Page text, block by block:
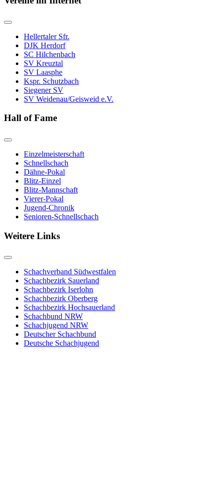
Hellertaler Sfr.
DJK Herdorf
SC Hilchenbach
SV Kreuztal
SV Laasphe
Kspr. Schutzbach
Siegener SV
SV Weidenau/Geisweid e.V.
Hall of Fame
Einzelmeisterschaft
Schnellschach
Dähne-Pokal
Blitz-Einzel
Blitz-Mannschaft
Vierer-Pokal
Jugend-Chronik
Senioren-Schnellschach
Weitere Links
Schachverband Südwestfalen
Schachbezirk Sauerland
Schachbezirk Iserlohn
Schachbezirk Oberberg
Schachbezirk Hochsauerland
Schachbund NRW
Schachjugend NRW
Deutscher Schachbund
Deutsche Schachjugend